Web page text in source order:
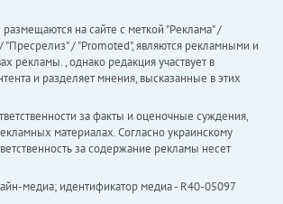
на сайте с меткой "Реклама" /
"Пресрелиз" / "Promoted", являются рекламными и
рекламы. , однако редакция участвует в
и разделяет мнения, высказанные в этих
за факты и оценочные суждения,
материалах. Согласно украинскому
за содержание рекламы несет
медиа; идентификатор медиа - R40-05097